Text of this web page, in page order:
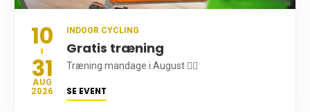
10
31
AUG
2026
INDOOR CYCLING
Gratis træning
Træning mandage i August 🚴‍♀️
SE EVENT